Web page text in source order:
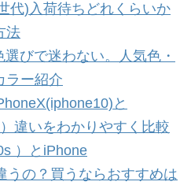
代)入荷待ちどれくらいか
法
びで迷わない。人気色・
ラー紹介
と
違いをわかりやすく比較
）とiPhone
うの？買うならおすすめは